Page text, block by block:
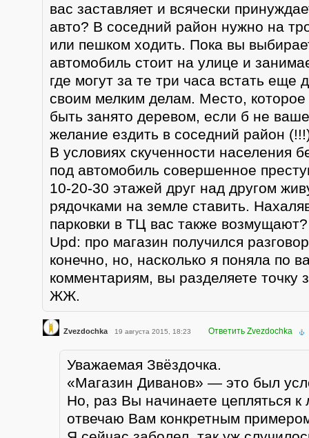
вас заставляет и всячески
авто? В соседний район нужно на
или пешком ходить. Пока вы
автомобиль стоит на улице и
где могут за те три часа встать еще
своим мелким делам. Место, которое
быть занято деревом, если б не
желание ездить в соседний район
В условиях скученности населения
под автомобиль совершенное
10-20-30 этажей друг над другом
рядочками на земле ставить.
парковки в ТЦ вас также возмущают?
Upd: про магазин получился
конечно, но, насколько я поняла по
комментариям, вы разделяете точку
ЖЖ.
Zvezdochka 19 августа 2015, 18:23 Ответить Zvezdochka
Уважаемая Звёздочка.
«Магазин Диванов» — это был
Но, раз Вы начинаете цепляться
отвечаю Вам конкретным